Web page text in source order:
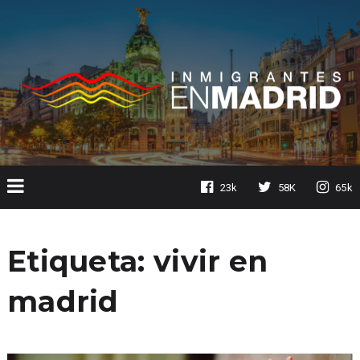
23k 58K 65k
Etiqueta: vivir en
madrid